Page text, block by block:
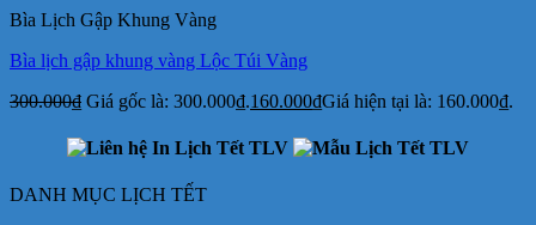
Bìa Lịch Gập Khung Vàng
Bìa lịch gập khung vàng Lộc Túi Vàng
300.000₫ Giá gốc là: 300.000₫.160.000₫Giá hiện tại là: 160.000₫.
DANH MỤC LỊCH TẾT